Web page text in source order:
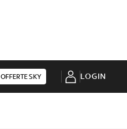
OFFERTE SKY LOGIN